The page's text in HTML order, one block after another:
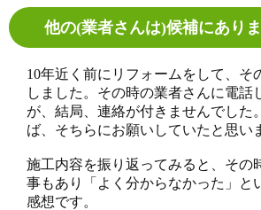
他の(業者さんは)候補にあり
10年近く前にリフォームをして、そ
しました。その時の業者さんに電話
が、結局、連絡が付きませんでした
ば、そちらにお願いしていたと思い
施工内容を振り返ってみると、その
事もあり「よく分からなかった」と
感想です。